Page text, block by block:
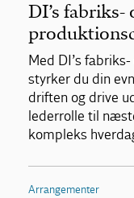
DI’s fabriks-
Med DI’s
styrker du din
driften og drive
lederrolle til
kompleks
Arrangementer